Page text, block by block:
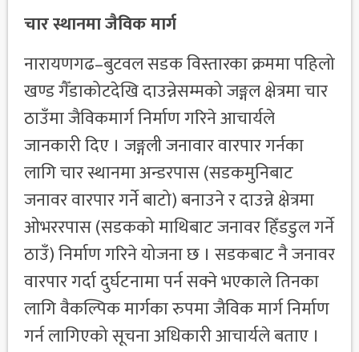
चार स्थानमा जैविक मार्ग
नारायणगढ–बुटवल सडक विस्तारका क्रममा पहिलो
खण्ड गैँडाकोटदेखि दाउन्नेसम्मको जङ्गल क्षेत्रमा चार
ठाउँमा जैविकमार्ग निर्माण गरिने आचार्यले
जानकारी दिए । जङ्गली जनावार वारपार गर्नका
लागि चार स्थानमा अन्डरपास (सडकमुनिबाट
जनावर वारपार गर्ने बाटो) बनाउने र दाउन्ने क्षेत्रमा
ओभररपास (सडकको माथिबाट जनावर हिँडडुल गर्ने
ठाउँ) निर्माण गरिने योजना छ । सडकबाट नै जनावर
वारपार गर्दा दुर्घटनामा पर्न सक्ने भएकाले तिनका
लागि वैकल्पिक मार्गका रुपमा जैविक मार्ग निर्माण
गर्न लागिएको सूचना अधिकारी आचार्यले बताए ।